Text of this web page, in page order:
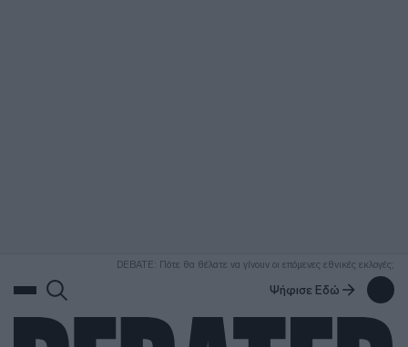
DEBATE: Πότε θα θέλατε να γίνουν οι επόμενες εθνικές εκλογές;
Ψήφισε Εδώ